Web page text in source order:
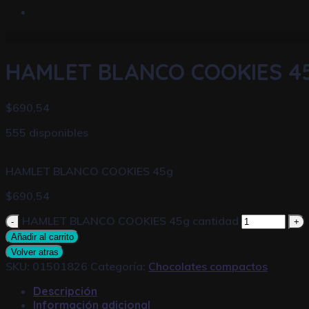
HAMLET BLANCO COOKIES
$690,54
555 disponibles
HAMLET BLANCO COOKIES 45g
$690,54
HAMLET BLANCO COOKIES 45g cantidad
Añadir al carrito
Volver atras
SKU: 01501826 Categoría: Chocolates compactos
Descripción
Información adicional